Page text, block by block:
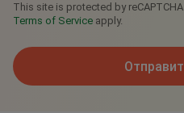
This site is protected by
Terms of Service apply.